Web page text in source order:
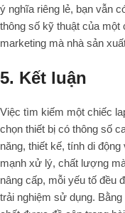
ý nghĩa riêng lẻ, bạn vẫn
thông số kỹ thuật của
marketing mà nhà sản
5. Kết luận
Việc tìm kiếm một chiếc
chọn thiết bị có thông số
năng, thiết kế, tính di
mạnh xử lý, chất lượng
nâng cấp, mỗi yếu tố đều
trải nghiệm sử dụng.